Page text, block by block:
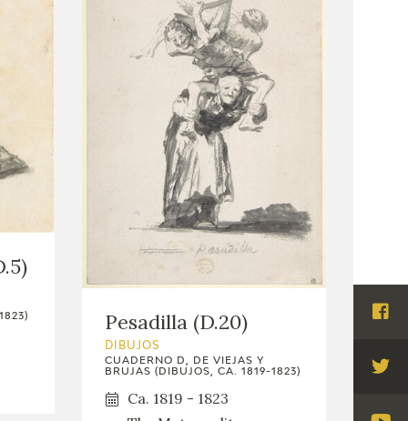
Pesadilla (D.20)
DIBUJOS
CUADERNO D, DE VIEJAS Y
BRUJAS (DIBUJOS, CA. 1819-1823)
Ca. 1819 - 1823